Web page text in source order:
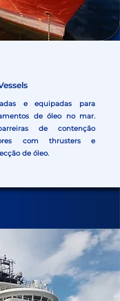
e equipadas para
de óleo no mar.
de contenção
com thrusters e
de óleo.